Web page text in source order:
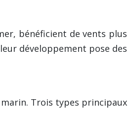
bénéficient de vents plus
développement pose des
Trois types principaux